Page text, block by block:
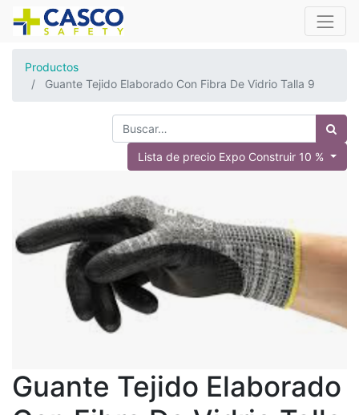
Productos
Guante Tejido Elaborado Con Fibra De Vidrio Talla 9
Lista de precio Expo Construir 10 %
Guante Tejido Elaborado